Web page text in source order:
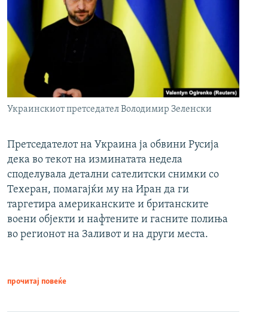
Украинскиот претседател Володимир Зеленски
Претседателот на Украина ја обвини Русија
дека во текот на изминатата недела
споделувала детални сателитски снимки со
Техеран, помагајќи му на Иран да ги
таргетира американските и британските
воени објекти и нафтените и гасните полиња
во регионот на Заливот и на други места.
прочитај повеќе